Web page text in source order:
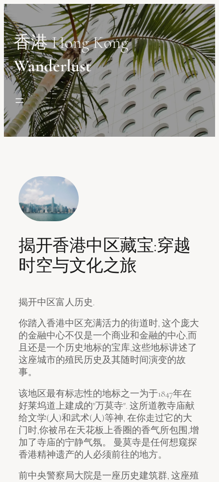
Skip
to
content
香港 Hong Kong
Wanderlust
揭开香港中区藏宝:穿越
时空与文化之旅
揭开中区富人历史.
你踏入香港中区充满活力的街道时, 这个庞大
的金融中心不仅是一个商业和金融的中心,而
且还是一个历史地标的宝库,这些地标讲述了
这座城市的殖民历史及其随时间演变的故
事。
该地区最有标志性的地标之一为于1847年在
好莱坞道上建成的"万莫寺". 这所道教寺庙献
给文学(人)和武术(人)等神, 在你走过它的大
门时,你被吊在天花板上香圈的香气所包围,增
加了寺庙的宁静气氛。 曼莫寺是任何想窥探
香港精神遗产的人必须前往的地方。
前中央警察局大院是一座历史建筑群, 这座殖